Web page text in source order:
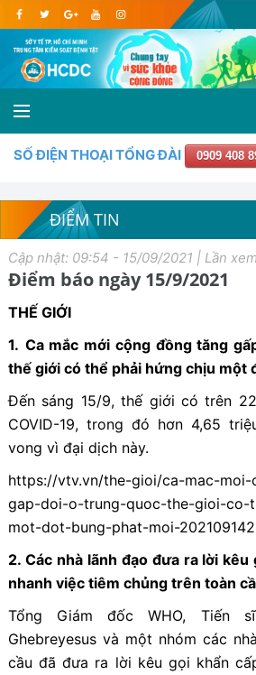
SỐ ĐIỆN THOẠI TỔNG ĐÀI 0909 408
ĐIỂM TIN
Cập nhật: 09:54 - 15/09/2021 | Lần
Điểm báo ngày 15/9/2021
THẾ GIỚI
1. Ca mắc mới cộng đồng tăng
thế giới có thể phải hứng chịu một
Đến sáng 15/9, thế giới có trên
COVID-19, trong đó hơn 4,65
vong vì đại dịch này.
https://vtv.vn/the-gioi/ca-mac-
gap-doi-o-trung-quoc-the-gioi-co-
mot-dot-bung-phat-moi-
2. Các nhà lãnh đạo đưa ra lời kêu
nhanh việc tiêm chủng trên toàn
Tổng Giám đốc WHO, Tiến sĩ
Ghebreyesus và một nhóm các
cầu đã đưa ra lời kêu gọi khẩn